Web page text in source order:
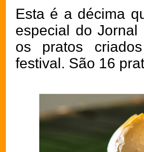
Esta é a décima
especial do
os pratos
festival. São 16